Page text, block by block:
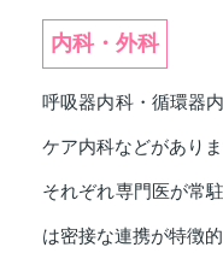
内科・外科
呼吸器内科・循環器
ケア内科などがありま
それぞれ専門医が常
は密接な連携が特徴的